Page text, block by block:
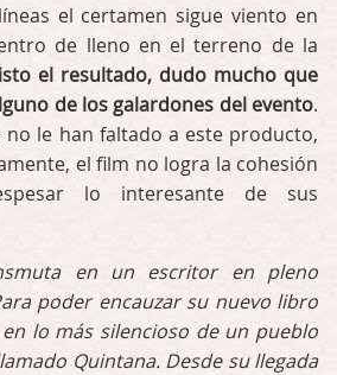
el certamen sigue viento en
de lleno en el terreno de la
el resultado, dudo mucho que
de los galardones del evento.
no le han faltado a este producto,
el film no logra la cohesión
lo interesante de sus
en un escritor en pleno
poder encauzar su nuevo libro
lo más silencioso de un pueblo
Quintana. Desde su llegada